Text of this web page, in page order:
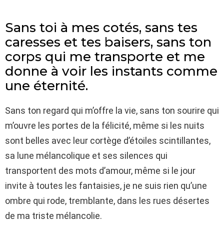
Sans toi à mes cotés, sans tes
caresses et tes baisers, sans ton
corps qui me transporte et me
donne à voir les instants comme
une éternité.
Sans ton regard qui m’offre la vie, sans ton sourire qui
m’ouvre les portes de la félicité, même si les nuits
sont belles avec leur cortège d’étoiles scintillantes,
sa lune mélancolique et ses silences qui
transportent des mots d’amour, même si le jour
invite à toutes les fantaisies, je ne suis rien qu’une
ombre qui rode, tremblante, dans les rues désertes
de ma triste mélancolie.